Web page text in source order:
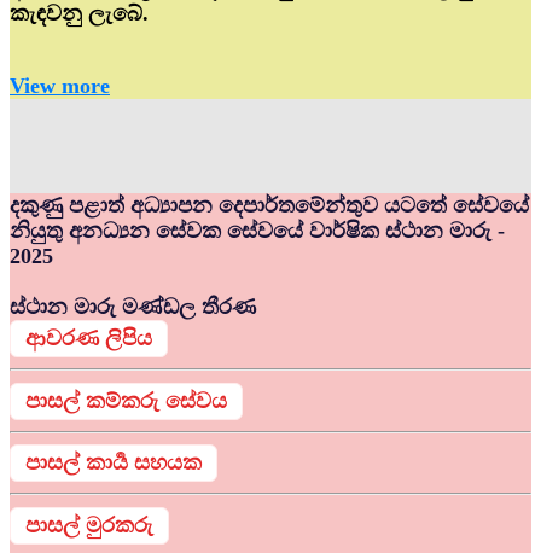
කැඳවනු ලැබේ.
View more
දකුණු පළාත් අධ්‍යාපන දෙපාර්තමේන්තුව යටතේ සේවයේ
නියුතු අනධ්‍යන සේවක සේවයේ වාර්ෂික ස්ථාන මාරු -
2025
ස්ථාන මාරු මණ්ඩල තීරණ
ආවරණ ලිපිය
පාසල් කම්කරු සේවය
පාසල් කාර්‍ය සහයක
පාසල් මුරකරු